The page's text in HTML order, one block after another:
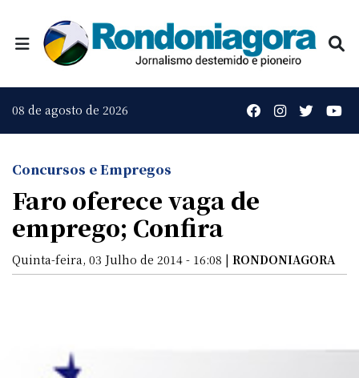
08 de agosto de 2026
Concursos e Empregos
Faro oferece vaga de
emprego; Confira
Quinta-feira, 03 Julho de 2014 - 16:08 | RONDONIAGORA